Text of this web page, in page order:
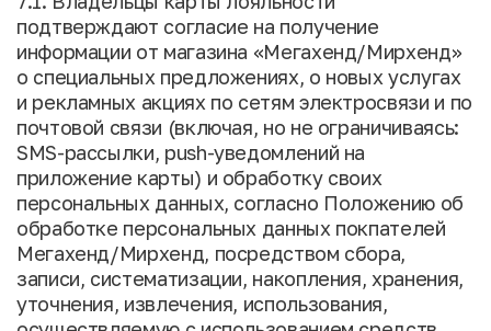
подтверждают согласие на получение
информации от магазина «Мегахенд/Мирхенд»
о специальных предложениях, о новых услугах
и рекламных акциях по сетям электросвязи и по
почтовой связи (включая, но не ограничиваясь:
SMS-рассылки, push-уведомлений на
приложение карты) и обработку своих
персональных данных, согласно Положению об
обработке персональных данных покпателей
Мегахенд/Мирхенд, посредством сбора,
записи, систематизации, накопления, хранения,
уточнения, извлечения, использования,